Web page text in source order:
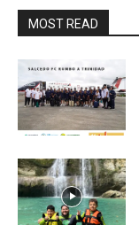
MOST READ